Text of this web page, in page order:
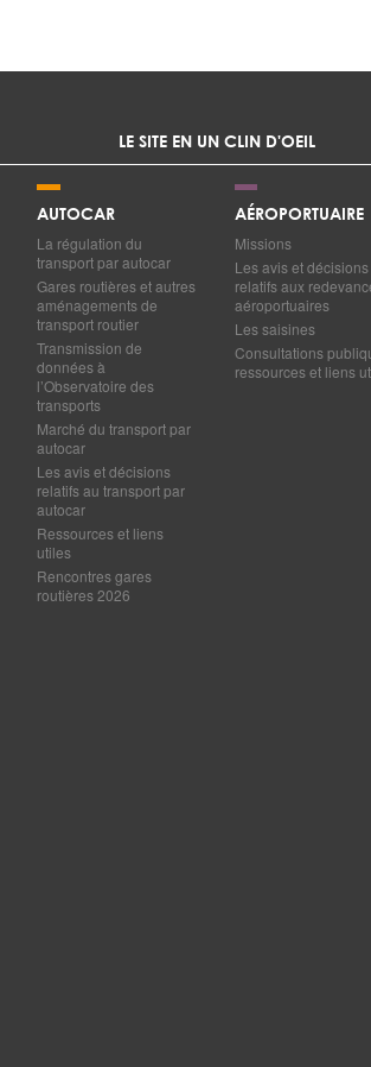
LE SITE EN UN CLIN D'OEIL
AUTOCAR
La régulation du
transport par autocar
Gares routières et autres
aménagements de
transport routier
Transmission de
données à
l’Observatoire des
transports
Marché du transport par
autocar
Les avis et décisions
relatifs au transport par
autocar
Ressources et liens
utiles
Rencontres gares
routières 2026
AÉROPORTUAIRE
Missions
Les avis et décisions
relatifs aux
aéroportuaires
Les saisines
Consultations
ressources et liens